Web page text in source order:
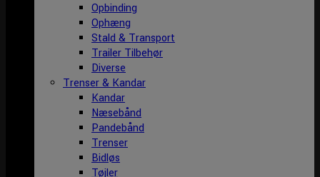
Opbinding
Ophæng
Stald & Transport
Trailer Tilbehør
Diverse
Trenser & Kandar
Kandar
Næsebånd
Pandebånd
Trenser
Bidløs
Tøjler